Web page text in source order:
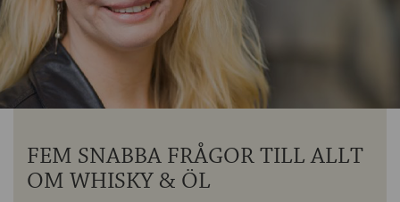
OM ÖLKOLLEN
KONTAKTA OSS
FEM SNABBA FRÅGOR TILL ALLT
OM WHISKY & ÖL